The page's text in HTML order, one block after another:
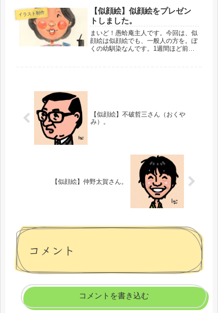
在進行系で衰え続けとるんですわ。風
呂上がりは鏡を見たくないもんね！
と...
イラスト制作
【似顔絵】似顔絵をプレゼン
トしました。
まいど！愚蛤庵主人です。今回は、似
顔絵は似顔絵でも、一般人の方を。ぼ
くの幼馴染なんです。1週間ほど前に
【似顔絵】不破哲三さん（おくや
み）。
【似顔絵】仲野太賀さん。
コメント
コメントを書き込む